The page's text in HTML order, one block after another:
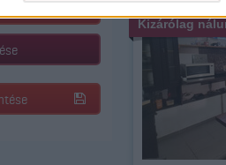
Kizárólag